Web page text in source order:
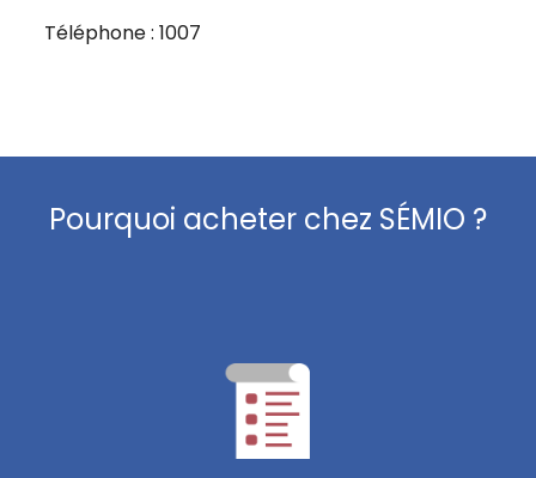
Téléphone : 1007
Pourquoi acheter chez SÉMIO ?